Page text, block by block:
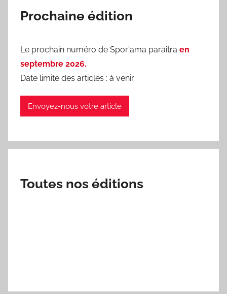
Prochaine édition
Le prochain numéro de Spor'ama paraîtra en
septembre 2026.
Date limite des articles : à venir.
Envoyez-nous votre article
Toutes nos éditions